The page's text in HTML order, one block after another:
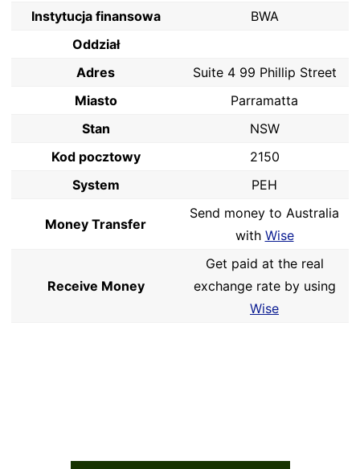
Instytucja finansowa
BWA
Oddział
Adres
Suite 4 99 Phillip Street
Miasto
Parramatta
Stan
NSW
Kod pocztowy
2150
System
PEH
Money Transfer
Send money to Australia
with Wise
Receive Money
Get paid at the real
exchange rate by using
Wise